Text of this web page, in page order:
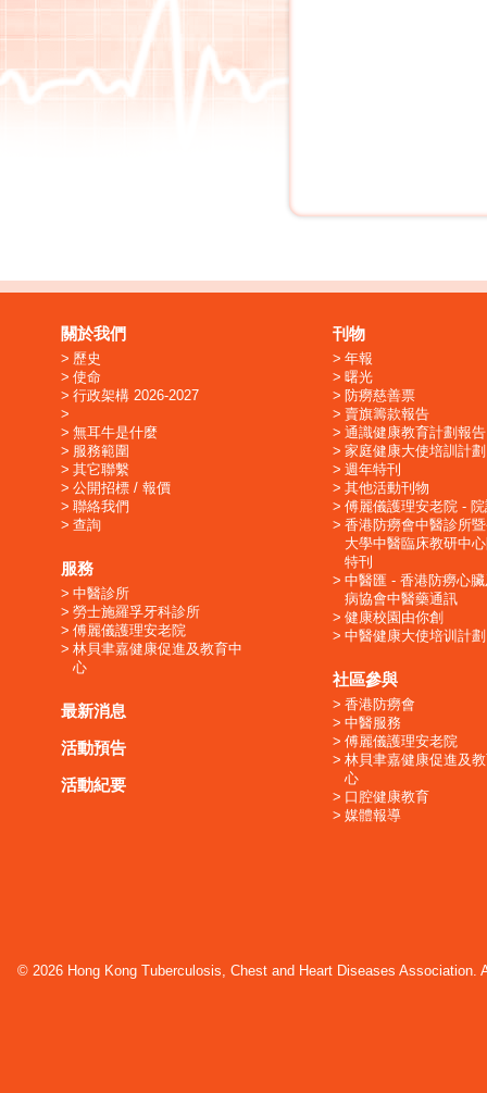
關於我們
歷史
使命
行政架構 2026-2027
無耳牛是什麼
服務範圍
其它聯繫
公開招標 / 報價
聯絡我們
查詢
服務
中醫診所
勞士施羅孚牙科診所
傅麗儀護理安老院
林貝聿嘉健康促進及教育中
心
最新消息
活動預告
活動紀要
刊物
年報
曙光
防癆慈善票
賣旗籌款報告
通識健康教育計劃報告
家庭健康大使培訓計劃
週年特刊
其他活動刊物
傅麗儀護理安老院 -
香港防癆會中醫診所
大學中醫臨床教研中
特刊
中醫匯 - 香港防癆心
病協會中醫藥通訊
健康校園由你創
中醫健康大使培训計劃
社區參與
香港防癆會
中醫服務
傅麗儀護理安老院
林貝聿嘉健康促進及
心
口腔健康教育
媒體報導
© 2026 Hong Kong Tuberculosis, Chest and Heart Diseases Association.